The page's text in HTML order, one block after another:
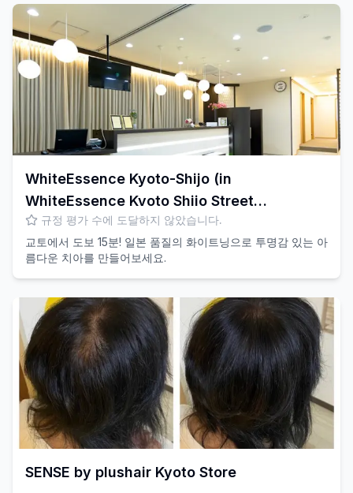
WhiteEssence Kyoto-Shijo (in
WhiteEssence Kyoto Shijo Street
Orthodontic Clinic)
규정 평가 수에 도달하지 않았습니다.
교토에서 도보 15분! 일본 품질의 화이트닝으로 투명감 있는 아
름다운 치아를 만들어보세요.
SENSE by plushair Kyoto Store